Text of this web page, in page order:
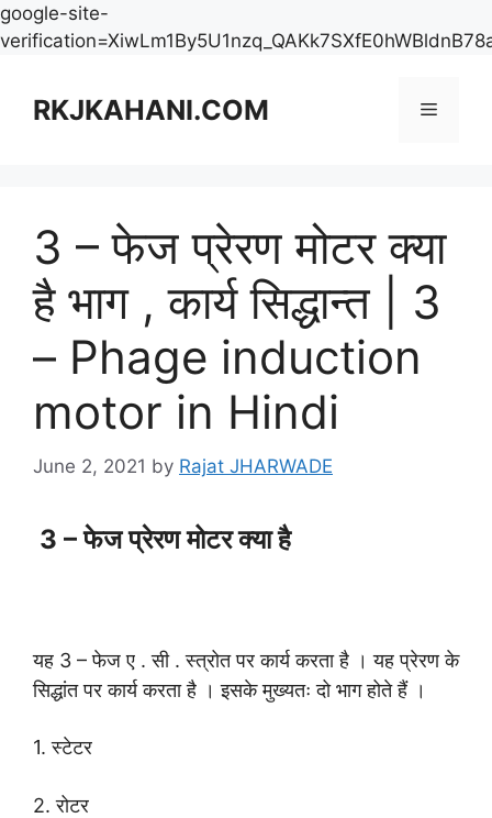
google-site-
contentRKJKAHANI.COM Menu
3 – फेज प्रेरण मोटर क्या
है भाग , कार्य सिद्धान्त | 3
– Phage induction
motor in Hindi
June 2, 2021 by Rajat JHARWADE
3 – फेज प्रेरण मोटर क्या है
यह 3 – फेज ए . सी . स्त्रोत पर कार्य करता है । यह प्रेरण के
सिद्धांत पर कार्य करता है । इसके मुख्यतः दो भाग होते हैं ।
1. स्टेटर
2. रोटर